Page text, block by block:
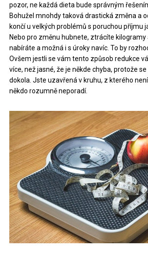
pozor, ne každá dieta bude správným
Bohužel mnohdy taková drastická změna a
končí u velkých problémů s poruchou příjmu
Nebo pro změnu hubnete, ztrácíte kilogramy
nabíráte a možná i s úroky navíc. To by
Ovšem jestli se vám tento způsob redukce
více, než jasné, že je někde chyba, protože
dokola. Jste uzavřená v kruhu, z kterého
někdo rozumně neporadí.